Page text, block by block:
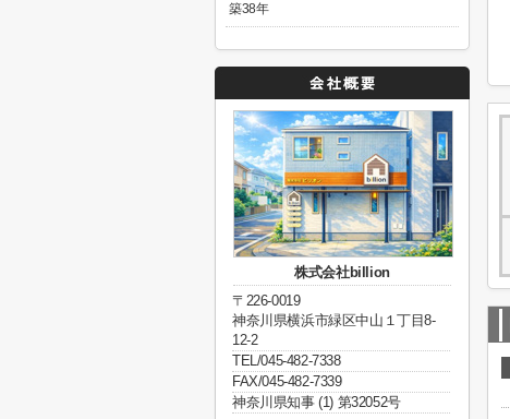
築38年
株式会社billion
〒226-0019
神奈川県横浜市緑区中山１丁目8-
12-2
TEL/045-482-7338
FAX/045-482-7339
神奈川県知事 (1) 第32052号